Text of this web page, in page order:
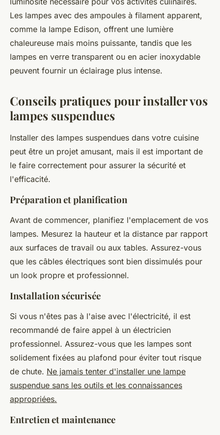
Les lampes avec des ampoules à filament apparent,
comme la lampe Edison, offrent une lumière
chaleureuse mais moins puissante, tandis que les
lampes en verre transparent ou en acier inoxydable
peuvent fournir un éclairage plus intense.
Conseils pratiques pour installer vos
lampes suspendues
Installer des lampes suspendues dans votre cuisine
peut être un projet amusant, mais il est important de
le faire correctement pour assurer la sécurité et
l'efficacité.
Préparation et planification
Avant de commencer, planifiez l'emplacement de vos
lampes. Mesurez la hauteur et la distance par rapport
aux surfaces de travail ou aux tables. Assurez-vous
que les câbles électriques sont bien dissimulés pour
un look propre et professionnel.
Installation sécurisée
Si vous n'êtes pas à l'aise avec l'électricité, il est
recommandé de faire appel à un électricien
professionnel. Assurez-vous que les lampes sont
solidement fixées au plafond pour éviter tout risque
de chute. Ne jamais tenter d'installer une lampe
suspendue sans les outils et les connaissances
appropriées.
Entretien et maintenance